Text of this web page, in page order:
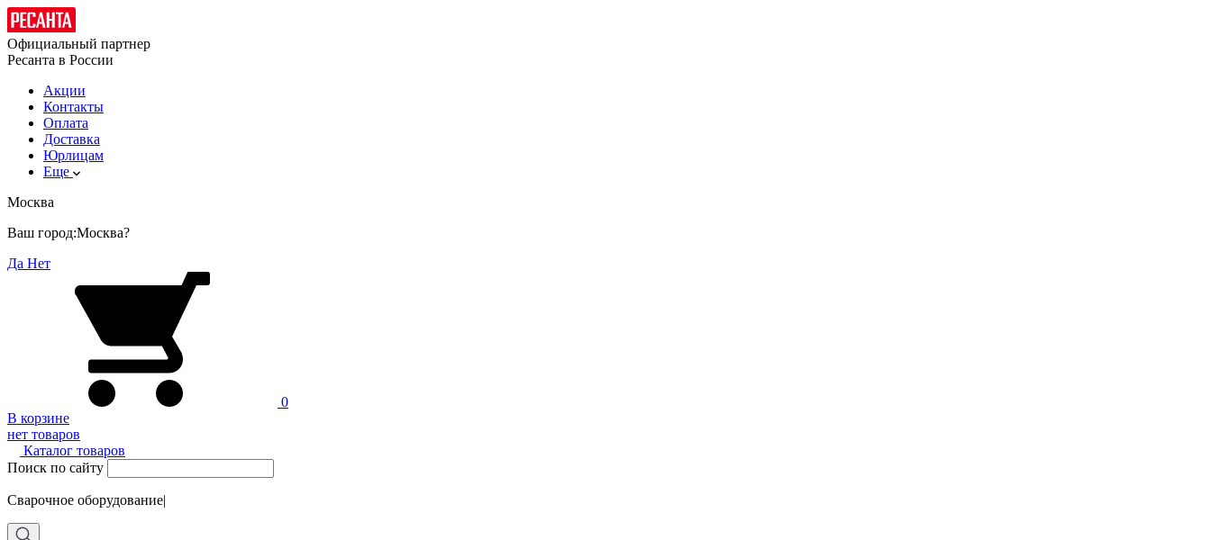
Официальный партнер
Ресанта в России
Акции
Контакты
Оплата
Доставка
Юрлицам
Еще
Москва
Ваш город:Москва?
Да Нет
0
В корзине
нет товаров
Каталог товаров
Поиск по сайту
Сварочное оборудование|